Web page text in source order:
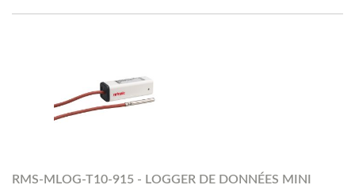
RMS-MLOG-T10-915 - LOGGER DE DONNÉES MINI